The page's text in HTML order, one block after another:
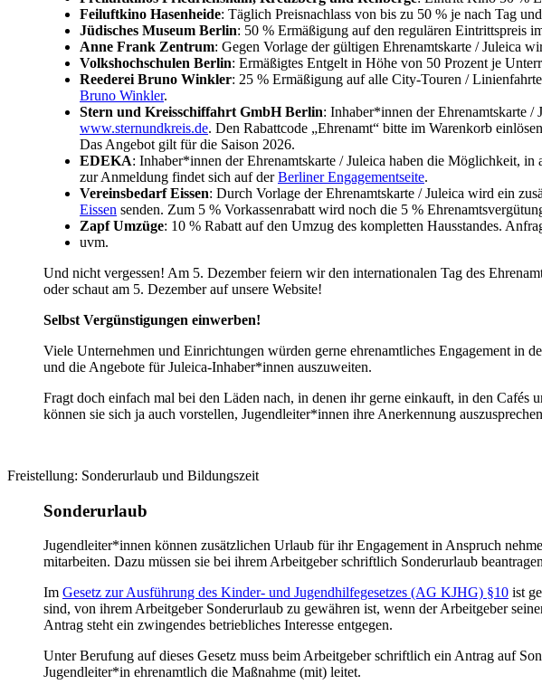
Feiluftkino Hasenheide: Täglich Preisnachlass von bis zu 50 % je nach Tag
Jüdisches Museum Berlin: 50 % Ermäßigung auf den regulären Eintrittspreis
Anne Frank Zentrum: Gegen Vorlage der gültigen Ehrenamtskarte / Juleica
Volkshochschulen Berlin: Ermäßigtes Entgelt in Höhe von 50 Prozent je
Reederei Bruno Winkler: 25 % Ermäßigung auf alle City-Touren /
Bruno Winkler.
Stern und Kreisschiffahrt GmbH Berlin: Inhaber*innen der Ehrenamtskarte
www.sternundkreis.de. Den Rabattcode „Ehrenamt“ bitte im Warenkorb
Das Angebot gilt für die Saison 2026.
EDEKA: Inhaber*innen der Ehrenamtskarte / Juleica haben die Möglichkeit,
zur Anmeldung findet sich auf derBerliner Engagementseite.
Vereinsbedarf Eissen: Durch Vorlage der Ehrenamtskarte / Juleica wird ein
Eissen senden. Zum 5 % Vorkassenrabatt wird noch die 5 %
Zapf Umzüge: 10 % Rabatt auf den Umzug des kompletten Hausstandes.
uvm.
Und nicht vergessen! Am 5. Dezember feiern wir den internationalen Tag des
oder schaut am 5. Dezember auf unsere Website!
Selbst Vergünstigungen einwerben!
Viele Unternehmen und Einrichtungen würden gerne ehrenamtliches Engagement in
und die Angebote für Juleica-Inhaber*innen auszuweiten.
Fragt doch einfach mal bei den Läden nach, in denen ihr gerne einkauft, in den
können sie sich ja auch vorstellen, Jugendleiter*innen ihre Anerkennung
Freistellung: Sonderurlaub und Bildungszeit
Sonderurlaub
Jugendleiter*innen können zusätzlichen Urlaub für ihr Engagement in Anspruch
mitarbeiten. Dazu müssen sie bei ihrem Arbeitgeber schriftlich Sonderurlaub
Im Gesetz zur Ausführung des Kinder- und Jugendhilfegesetzes (AG KJHG) §10 ist
sind, von ihrem Arbeitgeber Sonderurlaub zu gewähren ist, wenn der Arbeitgeber
Antrag steht ein zwingendes betriebliches Interesse entgegen.
Unter Berufung auf dieses Gesetz muss beim Arbeitgeber schriftlich ein Antrag auf
Jugendleiter*in ehrenamtlich die Maßnahme (mit) leitet.